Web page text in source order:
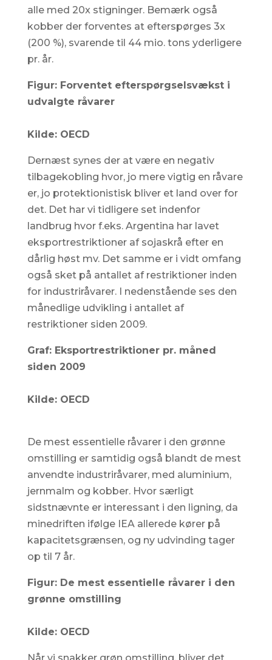
alle med 20x stigninger. Bemærk også
kobber der forventes at efterspørges 3x
(200 %), svarende til 44 mio. tons yderligere
pr. år.
Figur: Forventet efterspørgselsvækst i
udvalgte råvarer
Kilde: OECD
Dernæst synes der at være en negativ
tilbagekobling hvor, jo mere vigtig en råvare
er, jo protektionistisk bliver et land over for
det. Det har vi tidligere set indenfor
landbrug hvor f.eks. Argentina har lavet
eksportrestriktioner af sojaskrå efter en
dårlig høst mv. Det samme er i vidt omfang
også sket på antallet af restriktioner inden
for industriråvarer. I nedenstående ses den
månedlige udvikling i antallet af
restriktioner siden 2009.
Graf: Eksportrestriktioner pr. måned
siden 2009
Kilde: OECD
De mest essentielle råvarer i den grønne
omstilling er samtidig også blandt de mest
anvendte industriråvarer, med aluminium,
jernmalm og kobber. Hvor særligt
sidstnævnte er interessant i den ligning, da
minedriften ifølge IEA allerede kører på
kapacitetsgrænsen, og ny udvinding tager
op til 7 år.
Figur: De mest essentielle råvarer i den
grønne omstilling
Kilde: OECD